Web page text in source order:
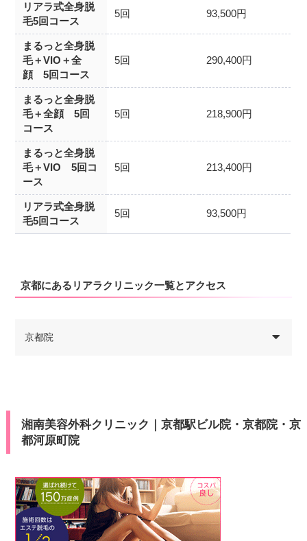
リアラ式全身脱
毛5回コース
5回 93,500円
まるっと全身脱
毛＋VIO＋全
顔 5回コース
5回 290,400円
まるっと全身脱
毛＋全顔 5回
コース
5回 218,900円
まるっと全身脱
毛＋VIO 5回コ
ース
5回 213,400円
リアラ式全身脱
毛5回コース
5回 93,500円
京都にあるリアラクリニック一覧とアクセス
京都院
湘南美容外科クリニック｜京都駅ビル院・京都院・京
都河原町院